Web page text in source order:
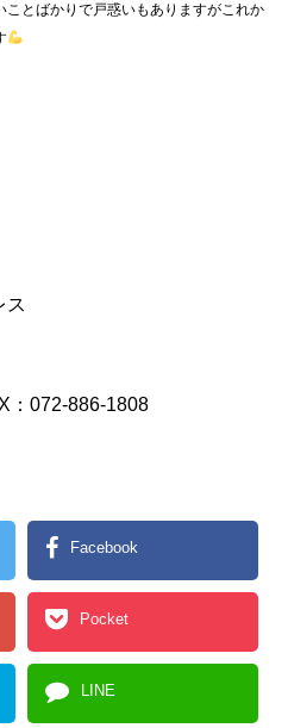
とばかりで戸惑いもありますがこれか
ス
072-886-1808
Facebook
Pocket
LINE